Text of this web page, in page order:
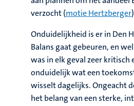
verzocht (motie Hertzberger
Onduidelijkheid is er in Den
Balans gaat gebeuren, en
was in elk geval zeer kritisch
onduidelijk wat een
wisselt dagelijks. Ongeacht
het belang van een sterke,